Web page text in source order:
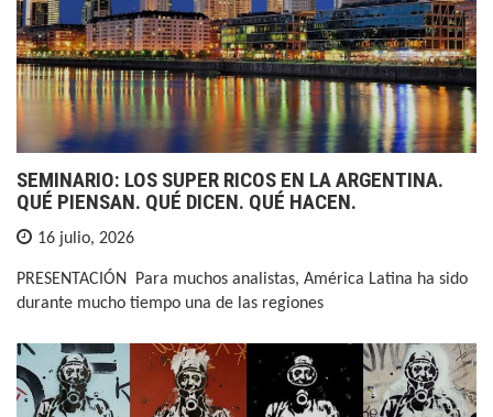
SEMINARIO: LOS SUPER RICOS EN LA ARGENTINA.
QUÉ PIENSAN. QUÉ DICEN. QUÉ HACEN.
16 julio, 2026
PRESENTACIÓN Para muchos analistas, América Latina ha sido
durante mucho tiempo una de las regiones